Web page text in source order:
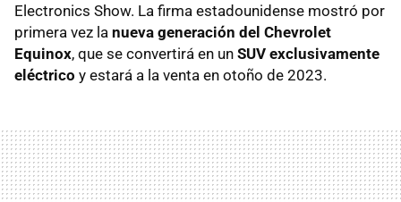
Electronics Show. La firma estadounidense mostró por
primera vez la nueva generación del Chevrolet
Equinox, que se convertirá en un SUV exclusivamente
eléctrico y estará a la venta en otoño de 2023.